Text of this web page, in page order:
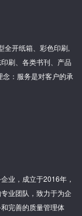
全开纸箱、彩色印刷,
刷、各类书刊、产品
：服务是对客户的承
业，成立于2016年，
业团队，致力于为企
完善的质量管理体